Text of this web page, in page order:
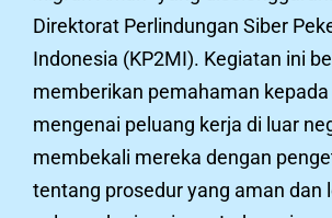
Direktorat Perlindungan Siber
Indonesia (KP2MI). Kegiatan ini
memberikan pemahaman
mengenai peluang kerja di luar
membekali mereka dengan
tentang prosedur yang aman dan